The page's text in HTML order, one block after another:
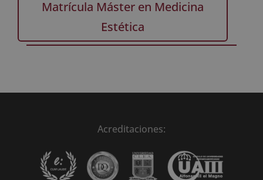
Matrícula Máster en Medicina
Estética
Acreditaciones: